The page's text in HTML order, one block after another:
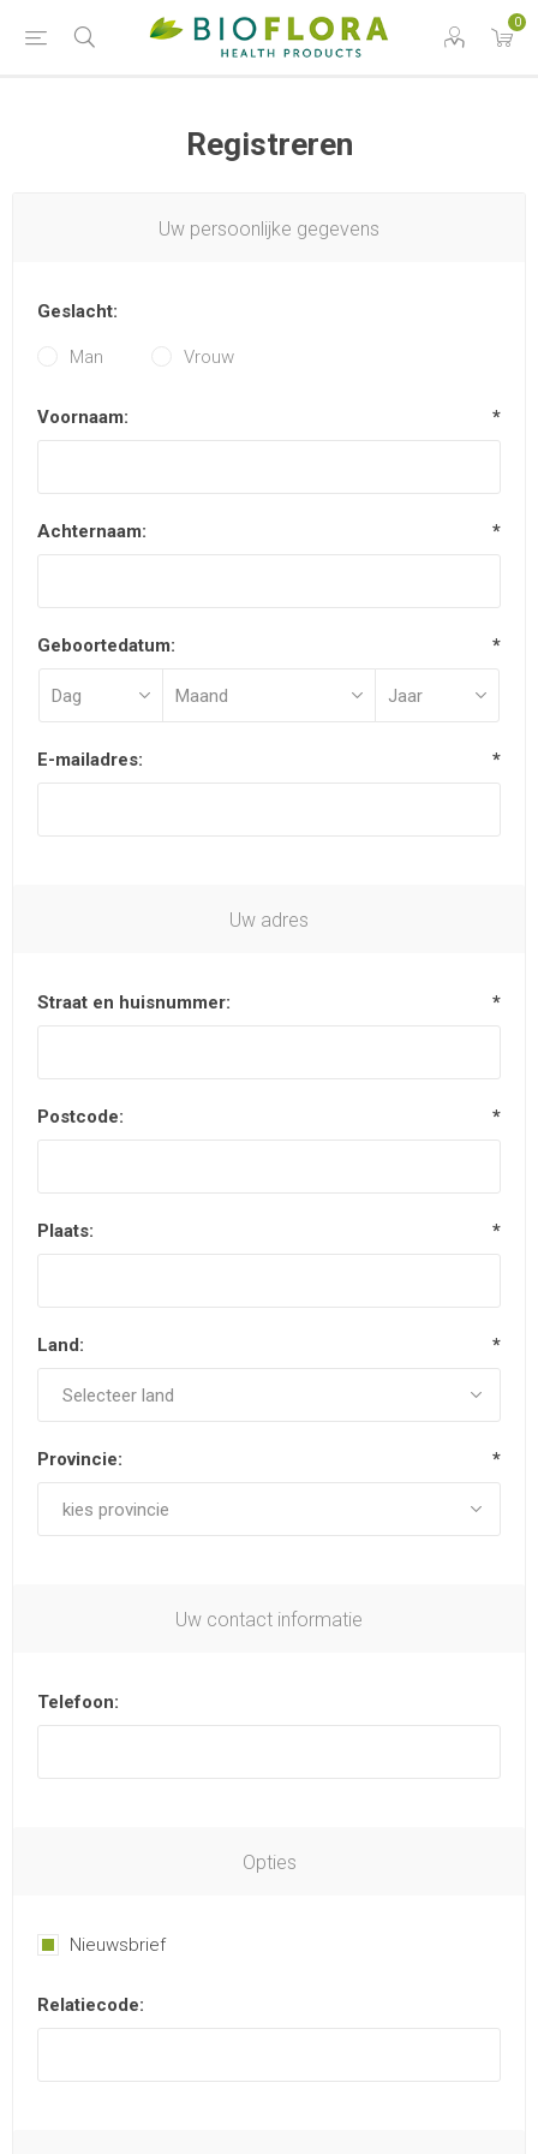
0
Registreren
Uw persoonlijke gegevens
Geslacht:
Man Vrouw
Voornaam: *
Achternaam: *
Geboortedatum: *
E-mailadres: *
Uw adres
Straat en huisnummer: *
Postcode: *
Plaats: *
Land: *
Provincie: *
Uw contact informatie
Telefoon:
Opties
Nieuwsbrief
Relatiecode: